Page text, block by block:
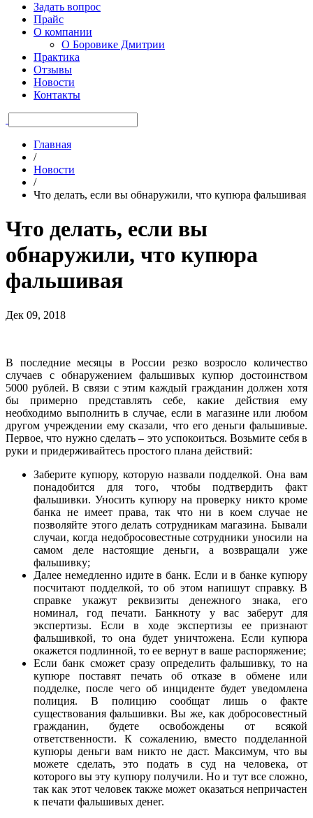
Задать вопрос
Прайс
О компании
О Боровике Дмитрии
Практика
Отзывы
Новости
Контакты
Главная
/
Новости
/
Что делать, если вы обнаружили, что купюра фальшивая
Что делать, если вы
обнаружили, что купюра
фальшивая
Дек 09, 2018
В последние месяцы в России резко возросло количество
случаев с обнаружением фальшивых купюр достоинством
5000 рублей. В связи с этим каждый гражданин должен хотя
бы примерно представлять себе, какие действия ему
необходимо выполнить в случае, если в магазине или любом
другом учреждении ему сказали, что его деньги фальшивые.
Первое, что нужно сделать – это успокоиться. Возьмите себя в
руки и придерживайтесь простого плана действий:
Заберите купюру, которую назвали подделкой. Она вам
понадобится для того, чтобы подтвердить факт
фальшивки. Уносить купюру на проверку никто кроме
банка не имеет права, так что ни в коем случае не
позволяйте этого делать сотрудникам магазина. Бывали
случаи, когда недобросовестные сотрудники уносили на
самом деле настоящие деньги, а возвращали уже
фальшивку;
Далее немедленно идите в банк. Если и в банке купюру
посчитают подделкой, то об этом напишут справку. В
справке укажут реквизиты денежного знака, его
номинал, год печати. Банкноту у вас заберут для
экспертизы. Если в ходе экспертизы ее признают
фальшивкой, то она будет уничтожена. Если купюра
окажется подлинной, то ее вернут в ваше распоряжение;
Если банк сможет сразу определить фальшивку, то на
купюре поставят печать об отказе в обмене или
подделке, после чего об инциденте будет уведомлена
полиция. В полицию сообщат лишь о факте
существования фальшивки. Вы же, как добросовестный
гражданин, будете освобождены от всякой
ответственности. К сожалению, вместо подделанной
купюры деньги вам никто не даст. Максимум, что вы
можете сделать, это подать в суд на человека, от
которого вы эту купюру получили. Но и тут все сложно,
так как этот человек также может оказаться непричастен
к печати фальшивых денег.